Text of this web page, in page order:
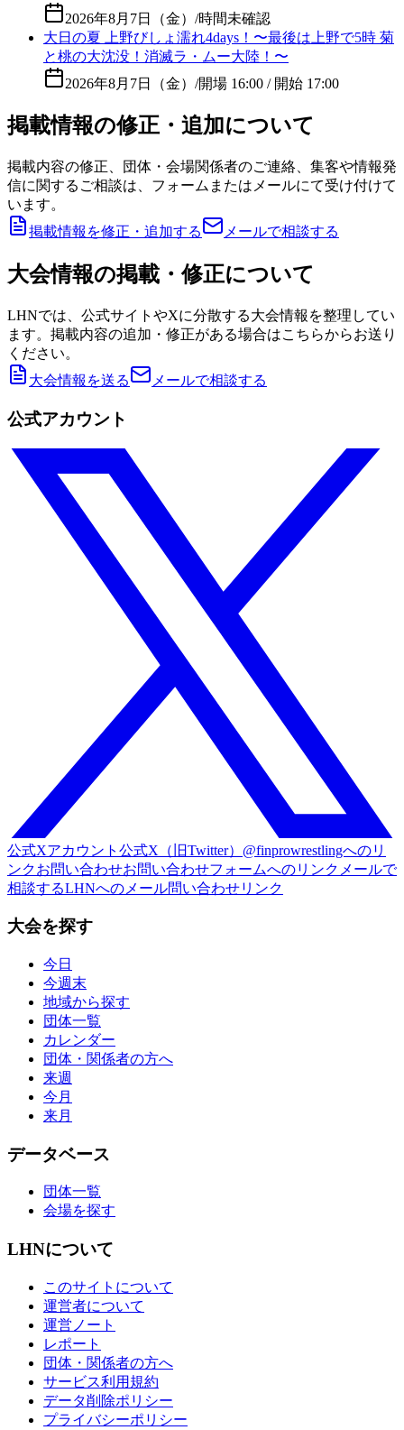
2026年8月7日（金） /時間未確認
大日の夏 上野びしょ濡れ4days！〜最後は上野で5時 菊
と桃の大沈没！消滅ラ・ムー大陸！〜
2026年8月7日（金） /開場 16:00 / 開始 17:00
掲載情報の修正・追加について
掲載内容の修正、団体・会場関係者のご連絡、集客や情報発
信に関するご相談は、フォームまたはメールにて受け付けて
います。
掲載情報を修正・追加する
メールで相談する
大会情報の掲載・修正について
LHNでは、公式サイトやXに分散する大会情報を整理してい
ます。掲載内容の追加・修正がある場合はこちらからお送り
ください。
大会情報を送る
メールで相談する
公式アカウント
公式Xアカウント 公式X（旧Twitter）@finprowrestlingへのリ
ンクお問い合わせお問い合わせフォームへのリンク メールで
相談するLHNへのメール問い合わせリンク
大会を探す
今日
今週末
地域から探す
団体一覧
カレンダー
団体・関係者の方へ
来週
今月
来月
データベース
団体一覧
会場を探す
LHNについて
このサイトについて
運営者について
運営ノート
レポート
団体・関係者の方へ
サービス利用規約
データ削除ポリシー
プライバシーポリシー